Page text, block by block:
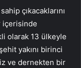
çıkacaklarını
içerisinde
olarak 13 ülkeyle
yakını birinci
ve dernekten bir